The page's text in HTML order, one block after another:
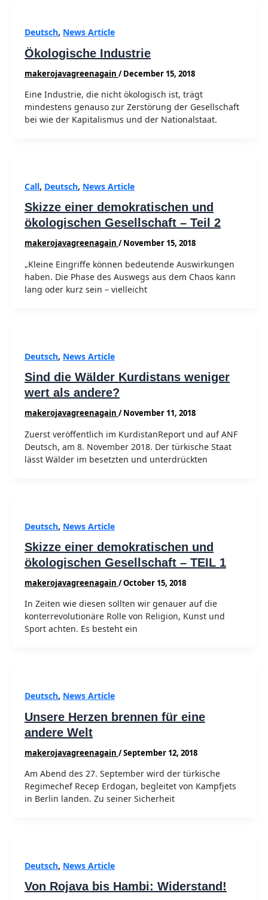
Deutsch, News Article
Ökologische Industrie
makerojavagreenagain /December 15, 2018
Eine Industrie, die nicht ökologisch ist, trägt
mindestens genauso zur Zerstörung der Gesellschaft
bei wie der Kapitalismus und der Nationalstaat.
Call, Deutsch, News Article
Skizze einer demokratischen und
ökologischen Gesellschaft – Teil 2
makerojavagreenagain /November 15, 2018
„Kleine Eingriffe können bedeutende Auswirkungen
haben. Die Phase des Auswegs aus dem Chaos kann
lang oder kurz sein – vielleicht
Deutsch, News Article
Sind die Wälder Kurdistans weniger
wert als andere?
makerojavagreenagain /November 11, 2018
Zuerst veröffentlich im KurdistanReport und auf ANF
Deutsch, am 8. November 2018. Der türkische Staat
lässt Wälder im besetzten und unterdrückten
Deutsch, News Article
Skizze einer demokratischen und
ökologischen Gesellschaft – TEIL 1
makerojavagreenagain /October 15, 2018
In Zeiten wie diesen sollten wir genauer auf die
konterrevolutionäre Rolle von Religion, Kunst und
Sport achten. Es besteht ein
Deutsch, News Article
Unsere Herzen brennen für eine
andere Welt
makerojavagreenagain /September 12, 2018
Am Abend des 27. September wird der türkische
Regimechef Recep Erdogan, begleitet von Kampfjets
in Berlin landen. Zu seiner Sicherheit
Deutsch, News Article
Von Rojava bis Hambi: Widerstand!